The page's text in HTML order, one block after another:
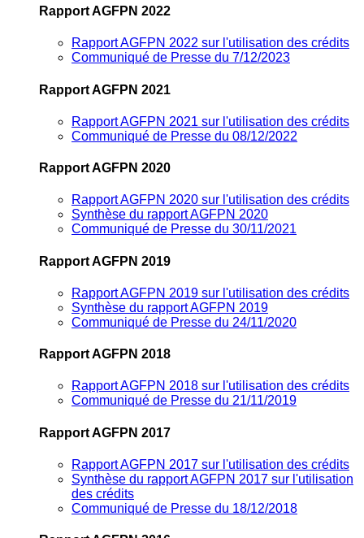
Rapport AGFPN 2022
Rapport AGFPN 2022 sur l'utilisation des crédits
Communiqué de Presse du 7/12/2023
Rapport AGFPN 2021
Rapport AGFPN 2021 sur l'utilisation des crédits
Communiqué de Presse du 08/12/2022
Rapport AGFPN 2020
Rapport AGFPN 2020 sur l'utilisation des crédits
Synthèse du rapport AGFPN 2020
Communiqué de Presse du 30/11/2021
Rapport AGFPN 2019
Rapport AGFPN 2019 sur l'utilisation des crédits
Synthèse du rapport AGFPN 2019
Communiqué de Presse du 24/11/2020
Rapport AGFPN 2018
Rapport AGFPN 2018 sur l'utilisation des crédits
Communiqué de Presse du 21/11/2019
Rapport AGFPN 2017
Rapport AGFPN 2017 sur l'utilisation des crédits
Synthèse du rapport AGFPN 2017 sur l'utilisation
des crédits
Communiqué de Presse du 18/12/2018